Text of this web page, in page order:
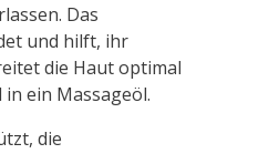
Das
und hilft, ihr
die Haut optimal
ein Massageöl.
die